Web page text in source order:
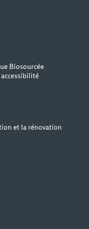
Biosourcée
et la rénovation